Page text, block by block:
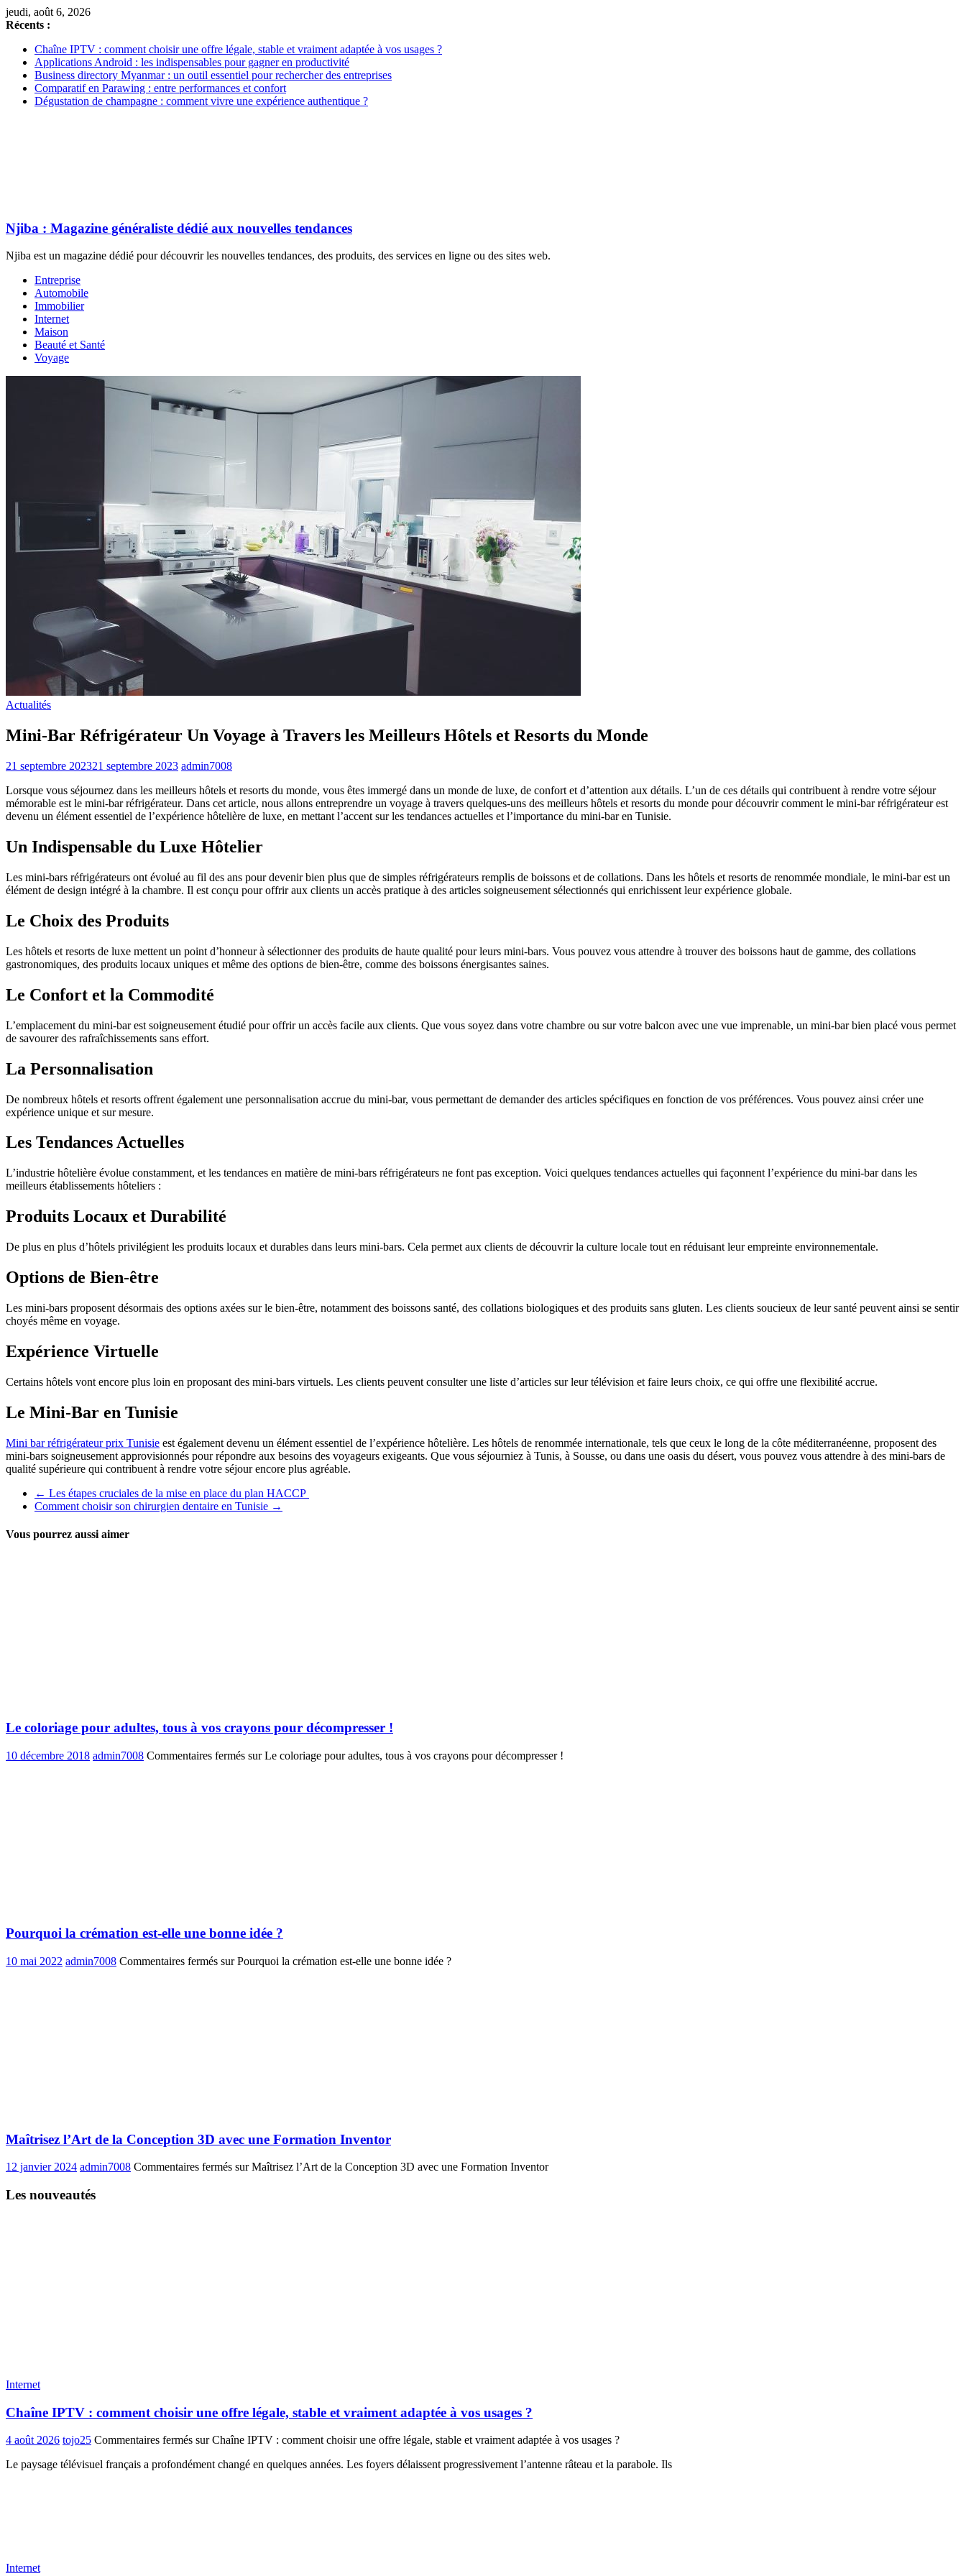
jeudi, août 6, 2026
Récents :
Chaîne IPTV : comment choisir une offre légale, stable et vraiment adaptée à vos usages ?
Applications Android : les indispensables pour gagner en productivité
Business directory Myanmar : un outil essentiel pour rechercher des entreprises
Comparatif en Parawing : entre performances et confort
Dégustation de champagne : comment vivre une expérience authentique ?
Njiba : Magazine généraliste dédié aux nouvelles tendances
Njiba est un magazine dédié pour découvrir les nouvelles tendances, des produits, des services en ligne ou des sites web.
Entreprise
Automobile
Immobilier
Internet
Maison
Beauté et Santé
Voyage
Actualités
Mini-Bar Réfrigérateur Un Voyage à Travers les Meilleurs Hôtels et Resorts du Monde
21 septembre 202321 septembre 2023 admin7008
Lorsque vous séjournez dans les meilleurs hôtels et resorts du monde, vous êtes immergé dans un monde de luxe, de confort et d’attention aux détails. L’un de ces détails qui contribuent à rendre votre séjour
mémorable est le mini-bar réfrigérateur. Dans cet article, nous allons entreprendre un voyage à travers quelques-uns des meilleurs hôtels et resorts du monde pour découvrir comment le mini-bar réfrigérateur est
devenu un élément essentiel de l’expérience hôtelière de luxe, en mettant l’accent sur les tendances actuelles et l’importance du mini-bar en Tunisie.
Un Indispensable du Luxe Hôtelier
Les mini-bars réfrigérateurs ont évolué au fil des ans pour devenir bien plus que de simples réfrigérateurs remplis de boissons et de collations. Dans les hôtels et resorts de renommée mondiale, le mini-bar est un
élément de design intégré à la chambre. Il est conçu pour offrir aux clients un accès pratique à des articles soigneusement sélectionnés qui enrichissent leur expérience globale.
Le Choix des Produits
Les hôtels et resorts de luxe mettent un point d’honneur à sélectionner des produits de haute qualité pour leurs mini-bars. Vous pouvez vous attendre à trouver des boissons haut de gamme, des collations
gastronomiques, des produits locaux uniques et même des options de bien-être, comme des boissons énergisantes saines.
Le Confort et la Commodité
L’emplacement du mini-bar est soigneusement étudié pour offrir un accès facile aux clients. Que vous soyez dans votre chambre ou sur votre balcon avec une vue imprenable, un mini-bar bien placé vous permet
de savourer des rafraîchissements sans effort.
La Personnalisation
De nombreux hôtels et resorts offrent également une personnalisation accrue du mini-bar, vous permettant de demander des articles spécifiques en fonction de vos préférences. Vous pouvez ainsi créer une
expérience unique et sur mesure.
Les Tendances Actuelles
L’industrie hôtelière évolue constamment, et les tendances en matière de mini-bars réfrigérateurs ne font pas exception. Voici quelques tendances actuelles qui façonnent l’expérience du mini-bar dans les
meilleurs établissements hôteliers :
Produits Locaux et Durabilité
De plus en plus d’hôtels privilégient les produits locaux et durables dans leurs mini-bars. Cela permet aux clients de découvrir la culture locale tout en réduisant leur empreinte environnementale.
Options de Bien-être
Les mini-bars proposent désormais des options axées sur le bien-être, notamment des boissons santé, des collations biologiques et des produits sans gluten. Les clients soucieux de leur santé peuvent ainsi se sentir
choyés même en voyage.
Expérience Virtuelle
Certains hôtels vont encore plus loin en proposant des mini-bars virtuels. Les clients peuvent consulter une liste d’articles sur leur télévision et faire leurs choix, ce qui offre une flexibilité accrue.
Le Mini-Bar en Tunisie
Mini bar réfrigérateur prix Tunisie est également devenu un élément essentiel de l’expérience hôtelière. Les hôtels de renommée internationale, tels que ceux le long de la côte méditerranéenne, proposent des
mini-bars soigneusement approvisionnés pour répondre aux besoins des voyageurs exigeants. Que vous séjourniez à Tunis, à Sousse, ou dans une oasis du désert, vous pouvez vous attendre à des mini-bars de
qualité supérieure qui contribuent à rendre votre séjour encore plus agréable.
← Les étapes cruciales de la mise en place du plan HACCP
Comment choisir son chirurgien dentaire en Tunisie →
Vous pourrez aussi aimer
Le coloriage pour adultes, tous à vos crayons pour décompresser !
10 décembre 2018 admin7008 Commentaires fermés sur Le coloriage pour adultes, tous à vos crayons pour décompresser !
Pourquoi la crémation est-elle une bonne idée ?
10 mai 2022 admin7008 Commentaires fermés sur Pourquoi la crémation est-elle une bonne idée ?
Maîtrisez l’Art de la Conception 3D avec une Formation Inventor
12 janvier 2024 admin7008 Commentaires fermés sur Maîtrisez l’Art de la Conception 3D avec une Formation Inventor
Les nouveautés
Internet
Chaîne IPTV : comment choisir une offre légale, stable et vraiment adaptée à vos usages ?
4 août 2026 tojo25 Commentaires fermés sur Chaîne IPTV : comment choisir une offre légale, stable et vraiment adaptée à vos usages ?
Le paysage télévisuel français a profondément changé en quelques années. Les foyers délaissent progressivement l’antenne râteau et la parabole. Ils
Internet